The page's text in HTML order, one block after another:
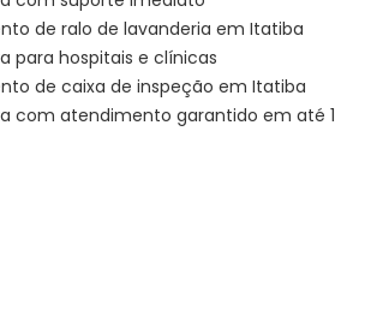
de ralo de lavanderia em Itatiba
para hospitais e clínicas
de caixa de inspeção em Itatiba
com atendimento garantido em até 1